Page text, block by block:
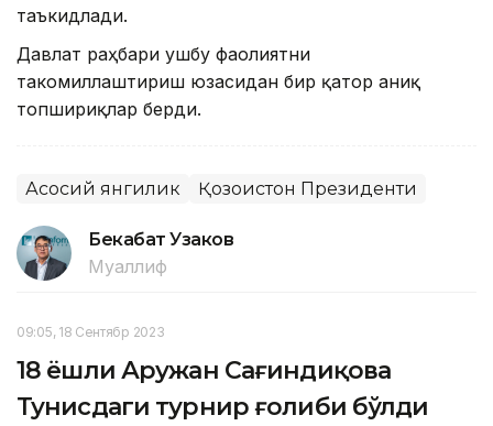
таъкидлади.
Давлат раҳбари ушбу фаолиятни
такомиллаштириш юзасидан бир қатор аниқ
топшириқлар берди.
Асосий янгилик Қозоғистон Президенти
Бекабат Узаков
Муаллиф
09:05, 18 Сентябр 2023
18 ёшли Аружан Сағиндиқова
Тунисдаги турнир ғолиби бўлди